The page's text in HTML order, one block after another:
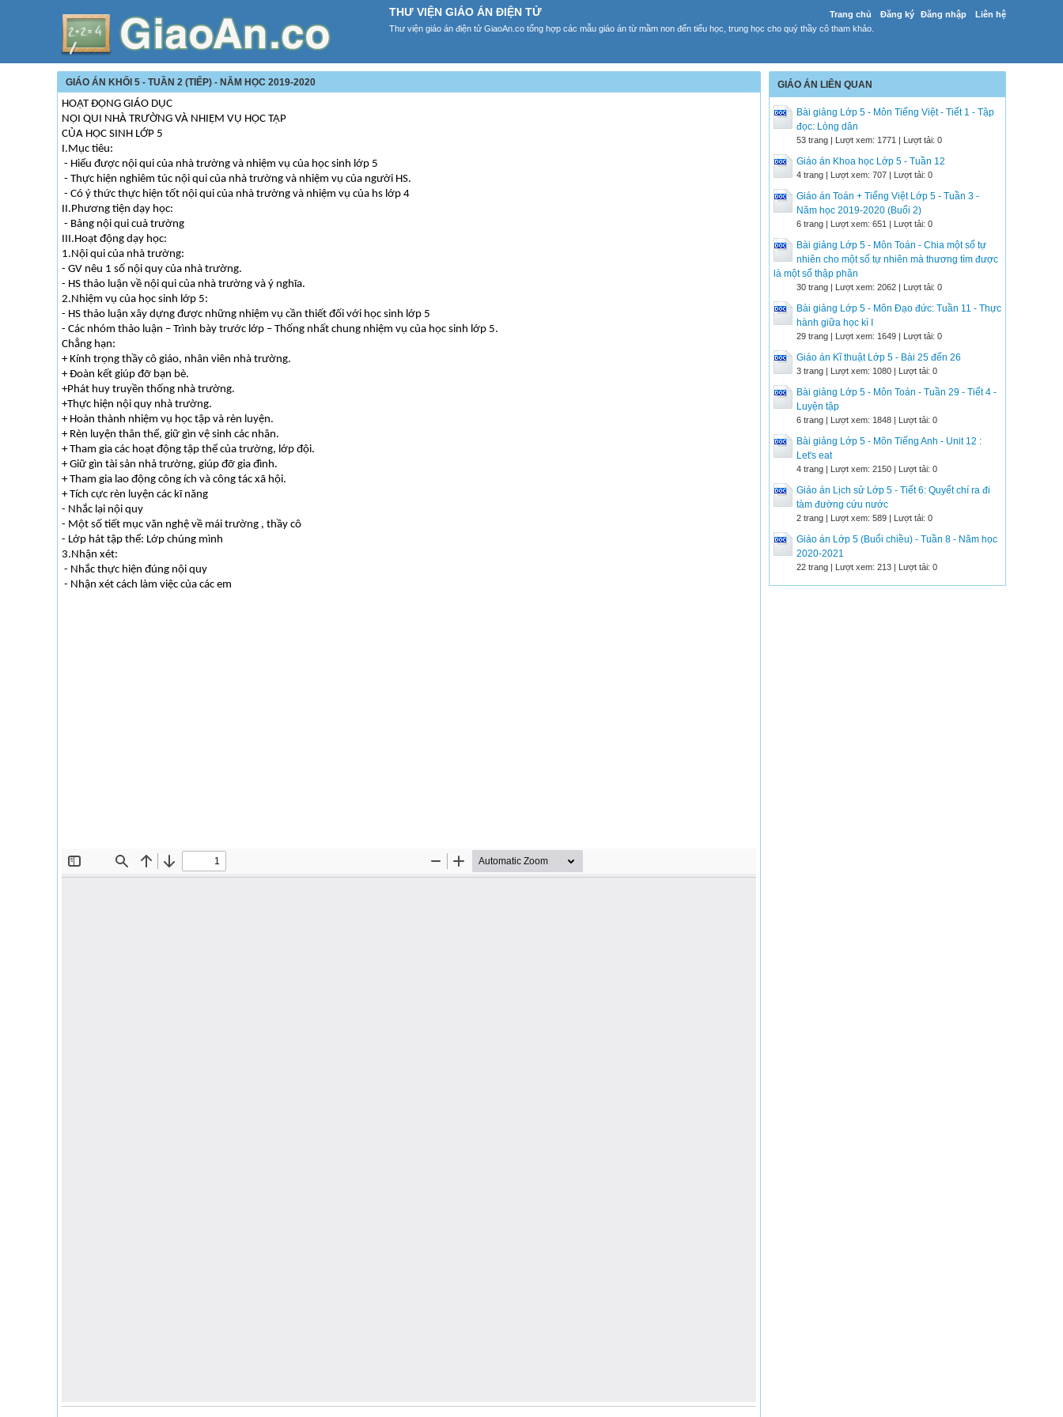
Trang chủ Đăng ký Đăng nhập Liên hệ
THƯ VIỆN GIÁO ÁN ĐIỆN TỬ
Thư viện giáo án điện tử GiaoAn.co tổng hợp các mẫu giáo án từ mầm non đến tiểu học, trung học cho quý thầy cô tham khảo.
GIÁO ÁN KHỐI 5 - TUẦN 2 (TIẾP) - NĂM HỌC 2019-2020
HOẠT ĐỘNG GIÁO DỤC
NỘI QUI NHÀ TRƯỜNG VÀ NHIỆM VỤ HỌC TẬP
CỦA HỌC SINH LỚP 5
I.Mục tiêu:
- Hiểu được nội qui của nhà trường và nhiệm vụ của học sinh lớp 5
- Thực hiện nghiêm túc nội qui của nhà trường và nhiệm vụ của người HS.
- Có ý thức thực hiện tốt nội qui của nhà trường và nhiệm vụ của hs lớp 4
II.Phương tiện dạy học:
- Bảng nội qui cuả trường
III.Hoạt động dạy học:
1.Nội qui của nhà trường:
- GV nêu 1 số nội quy của nhà trường.
- HS thảo luận về nội qui của nhà trường và ý nghĩa.
2.Nhiệm vụ của học sinh lớp 5:
- HS thảo luận xây dựng được những nhiệm vụ cần thiết đối với học sinh lớp 5
- Các nhóm thảo luận – Trình bày trước lớp – Thống nhất chung nhiệm vụ của học sinh lớp 5.
Chẳng hạn:
+ Kính trọng thầy cô giáo, nhân viên nhà trường.
+ Đoàn kết giúp đỡ bạn bè.
+Phát huy truyền thống nhà trường.
+Thực hiện nội quy nhà trường.
+ Hoàn thành nhiệm vụ học tập và rèn luyện.
+ Rèn luyện thân thể, giữ gìn vệ sinh các nhân.
+ Tham gia các hoạt động tập thể của trường, lớp đội.
+ Giữ gìn tài sản nhả trường, giúp đỡ gia đình.
+ Tham gia lao động công ích và công tác xã hội.
+ Tích cực rèn luyện các kĩ năng
- Nhắc lại nội quy
- Một số tiết mục văn nghệ về mái trường , thầy cô
- Lớp hát tập thể: Lớp chúng mình
3.Nhận xét:
- Nhắc thực hiện đúng nội quy
- Nhận xét cách làm việc của các em
GIÁO ÁN LIÊN QUAN
Bài giảng Lớp 5 - Môn Tiếng Việt - Tiết 1 - Tập
đọc: Lòng dân
53 trang | Lượt xem: 1771 | Lượt tải: 0
Giáo án Khoa học Lớp 5 - Tuần 12
4 trang | Lượt xem: 707 | Lượt tải: 0
Giáo án Toán + Tiếng Việt Lớp 5 - Tuần 3 -
Năm học 2019-2020 (Buổi 2)
6 trang | Lượt xem: 651 | Lượt tải: 0
Bài giảng Lớp 5 - Môn Toán - Chia một số tự
nhiên cho một số tự nhiên mà thương tìm được
là một số thập phân
30 trang | Lượt xem: 2062 | Lượt tải: 0
Bài giảng Lớp 5 - Môn Đạo đức: Tuần 11 - Thực
hành giữa học kì I
29 trang | Lượt xem: 1649 | Lượt tải: 0
Giáo án Kĩ thuật Lớp 5 - Bài 25 đến 26
3 trang | Lượt xem: 1080 | Lượt tải: 0
Bài giảng Lớp 5 - Môn Toán - Tuần 29 - Tiết 4 -
Luyện tập
6 trang | Lượt xem: 1848 | Lượt tải: 0
Bài giảng Lớp 5 - Môn Tiếng Anh - Unit 12 :
Let's eat
4 trang | Lượt xem: 2150 | Lượt tải: 0
Giáo án Lịch sử Lớp 5 - Tiết 6: Quyết chí ra đi
tàm đường cứu nước
2 trang | Lượt xem: 589 | Lượt tải: 0
Giáo án Lớp 5 (Buổi chiều) - Tuần 8 - Năm học
2020-2021
22 trang | Lượt xem: 213 | Lượt tải: 0